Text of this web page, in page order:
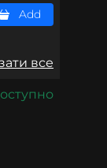
Add
все